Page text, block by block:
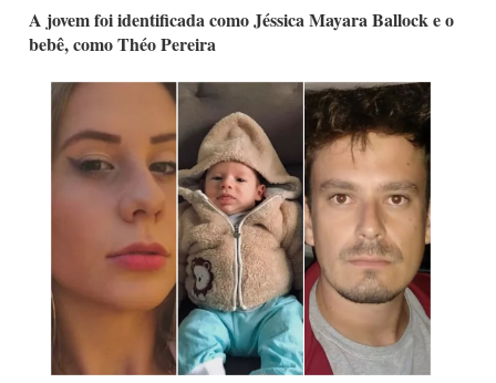
A jovem foi identificada como Jéssica Mayara Ballock e o
bebê, como Théo Pereira